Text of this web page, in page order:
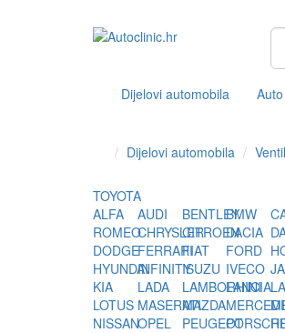
Dijelovi automobila
Dijelovi automobila
TOYOTA
ALFA
ROMEO
AUDI BENTLEYBMW
CHRYSLERCITROENDACIA
DODGEFERRARIFIAT FORD
HYUNDAIINFINITYISUZU IVECO
KIA
LADA LAMBORHINI
LANCIA
LOTUS MASERATIMAZDA
NISSANOPEL PEUGEOT